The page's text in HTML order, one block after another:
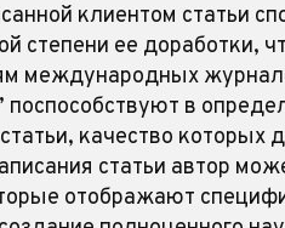
клиентом статьи
степени ее доработки,
международных
поспособствуют в
качество
статьи автор
отображают